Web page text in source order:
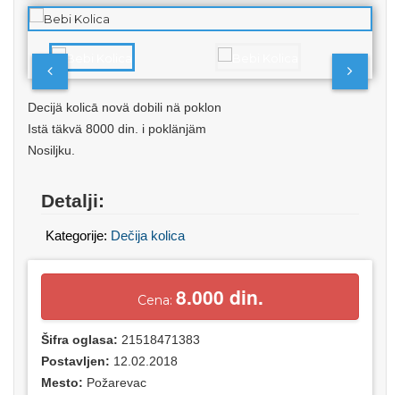
Decijä kolicā novä dobili nä poklon
Istä täkvä 8000 din. i poklänjäm
Nosiljku.
Detalji:
Kategorije: Dečija kolica
Cena: 8.000 din.
Šifra oglasa: 21518471383
Postavljen: 12.02.2018
Mesto: Požarevac